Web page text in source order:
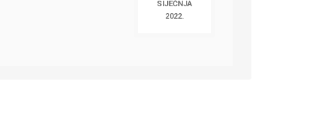
SIJEČNJA
2022.